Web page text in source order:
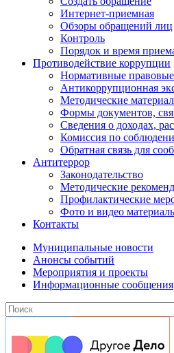
Интернет-приемная
Обзоры обращений лиц
Контроль
Порядок и время
Противодействие коррупции
Нормативные
Антикоррупционная
Методические
Формы документов,
Сведения о доходах,
Комиссия по
Обратная связь для
Антитеррор
Законодательство
Методические
Профилактические
Фото и видео
Контакты
Муниципальные новости
Анонсы событий
Мероприятия и проекты
Информационные сообщения